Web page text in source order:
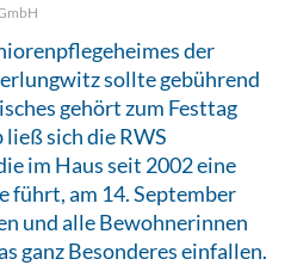
der
sollte gebührend
gehört zum Festtag
sich die RWS
im Haus seit 2002 eine
führt, am 14. September
und alle Bewohnerinnen
ganz Besonderes einfallen.